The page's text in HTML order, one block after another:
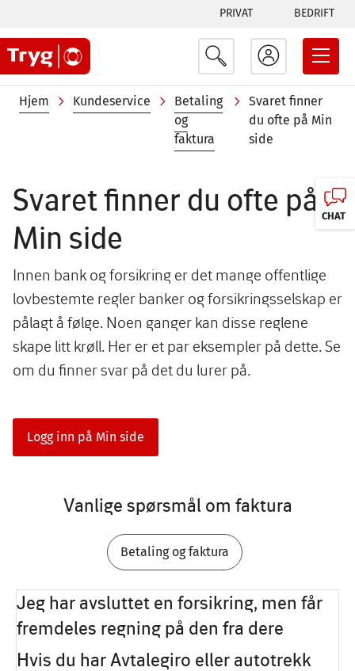
hovedinnhold
Tabs
menu
PRIVAT BEDRIFT
Navigasjonssti
Hjem Kundeservice
Betaling
og
faktura
Svaret finner
du ofte på Min
side
Svaret finner du ofte på
Min side
Innen bank og forsikring er det mange offentlige
lovbestemte regler banker og forsikringsselskap er
pålagt å følge. Noen ganger kan disse reglene
skape litt krøll. Her er et par eksempler på dette. Se
om du finner svar på det du lurer på.
Logg inn på Min side
Vanlige spørsmål om faktura
Betaling og faktura
Jeg har avsluttet en forsikring, men får
fremdeles regning på den fra dere
Hvis du har Avtalegiro eller autotrekk
CHAT